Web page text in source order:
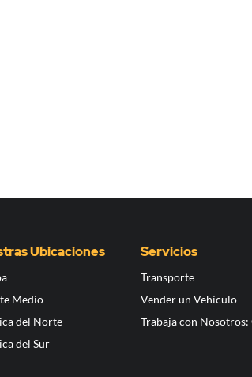
Ubicaciones
Medio
del Norte
del Sur
Servicios
Transporte
Vender un Vehículo
Trabaja con Nosotros: